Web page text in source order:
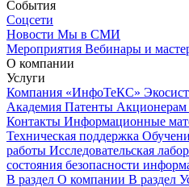
События
Соцсети
Новости Мы в СМИ
Мероприятия Вебинары и
О компании
Услуги
Компания «ИнфоТеКС»
Академия Патенты Акционерам
Контакты Информационные
Техническая поддержка
работы Исследовательская
состояния безопасности
В раздел О компании В раздел